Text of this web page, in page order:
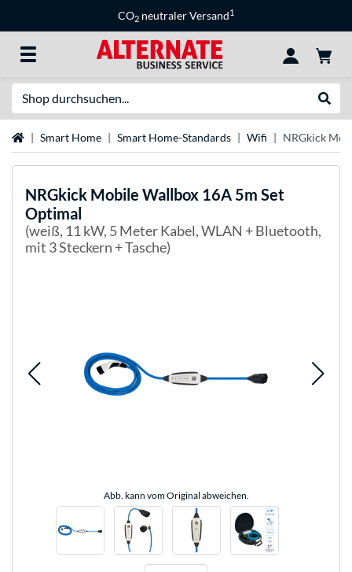
CO2 neutraler Versand1
StartseiteSmart Home Smart Home-Standards Wifi NRGkick
NRGkick Mobile Wallbox 16A 5m Set
Optimal
(weiß, 11 kW, 5 Meter Kabel, WLAN + Bluetooth,
mit 3 Steckern + Tasche)
Abb. kann vom Original abweichen.